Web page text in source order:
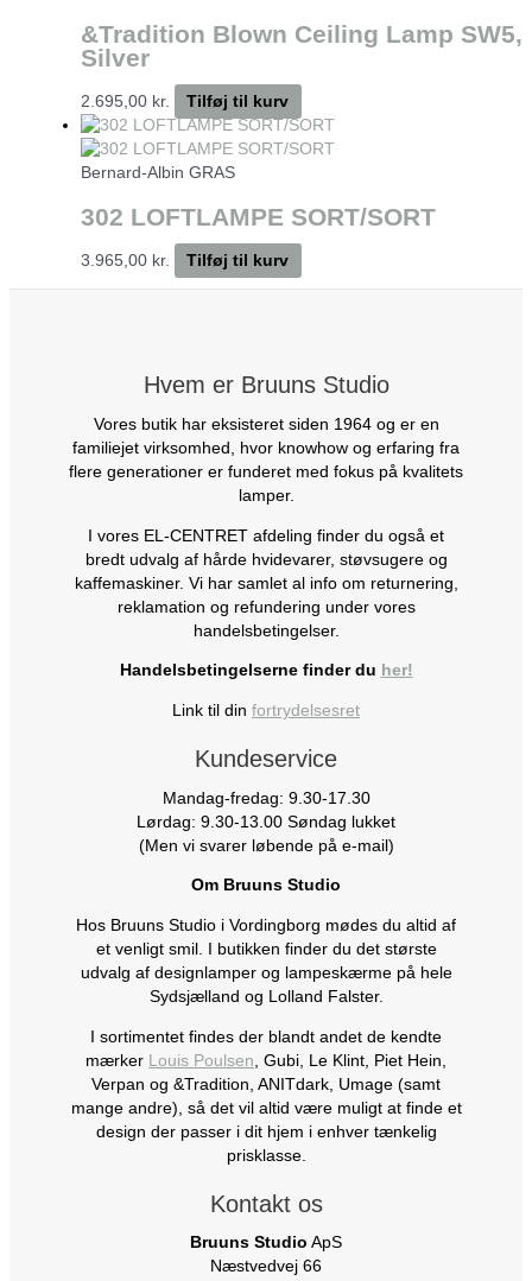
&Tradition Blown Ceiling Lamp SW5,
Silver
2.695,00 kr. Tilføj til kurv
Bernard-Albin GRAS
302 LOFTLAMPE SORT/SORT
3.965,00 kr. Tilføj til kurv
Hvem er Bruuns Studio
Vores butik har eksisteret siden 1964 og er en
familiejet virksomhed, hvor knowhow og erfaring fra
flere generationer er funderet med fokus på kvalitets
lamper.
I vores EL-CENTRET afdeling finder du også et
bredt udvalg af hårde hvidevarer, støvsugere og
kaffemaskiner. Vi har samlet al info om returnering,
reklamation og refundering under vores
handelsbetingelser.
Handelsbetingelserne finder du her!
Link til din fortrydelsesret
Kundeservice
Mandag-fredag: 9.30-17.30
Lørdag: 9.30-13.00 Søndag lukket
(Men vi svarer løbende på e-mail)
Om Bruuns Studio
Hos Bruuns Studio i Vordingborg mødes du altid af
et venligt smil. I butikken finder du det største
udvalg af designlamper og lampeskærme på hele
Sydsjælland og Lolland Falster.
I sortimentet findes der blandt andet de kendte
mærker
Louis Poulsen , Gubi, Le Klint, Piet Hein,
Verpan og &Tradition, ANITdark, Umage (samt
mange andre), så det vil altid være muligt at finde et
design der passer i dit hjem i enhver tænkelig
prisklasse.
Kontakt os
Bruuns Studio ApS
Næstvedvej 66